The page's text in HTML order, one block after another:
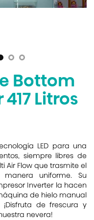
Bottom
Litros
LED para una
siempre libres de
Air Flow que trasmite el
uniforme. Su
Inverter la hacen
de hielo manual
de frescura y
nevera!